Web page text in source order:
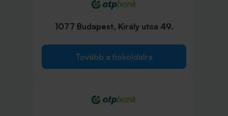
1077 Budapest, Király utca 49.
Tovább a fiókoldalra